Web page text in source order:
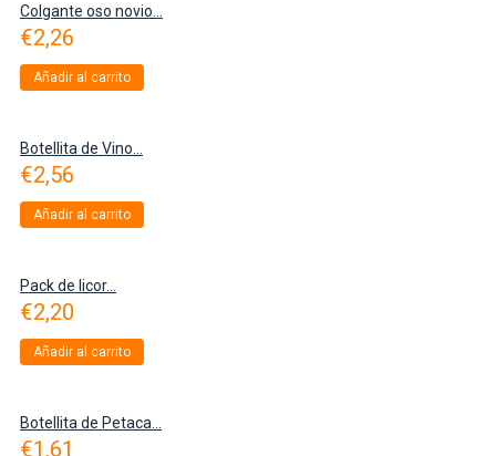
Colgante oso novio...
€2,26
Añadir al carrito
Botellita de Vino...
€2,56
Añadir al carrito
Pack de licor...
€2,20
Añadir al carrito
Botellita de Petaca...
€1,61